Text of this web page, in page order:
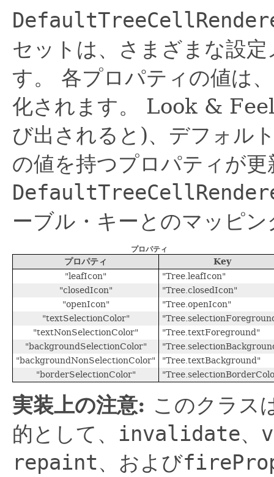
セットは、さまざまな設
す。
各プロパティの値は
化されます。
Look &
び出されると)、デフォル
の値を持つプロパティが
ーブル・キーとのマッピ
プロパティ
プロパティ
Key
"leafIcon"
"Tree.leafIcon"
"closedIcon"
"Tree.closedIcon"
"openIcon"
"Tree.openIcon"
"textSelectionColor"
"textNonSelectionColor"
"Tree.textForeground"
"backgroundSelectionColor"
"backgroundNonSelectionColor"
"Tree.textBackground"
"borderSelectionColor"
実装上の注意: このクラス
的として、 invalidate、
repaint、および